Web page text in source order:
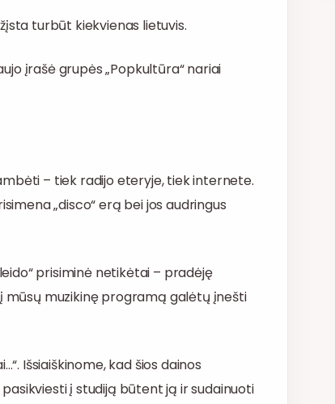
turbūt kiekvienas lietuvis.
įrašė grupės „Popkultūra“ nariai
– tiek radijo eteryje, tiek internete.
„disco“ erą bei jos audringus
prisiminė netikėtai – pradėję
mūsų muzikinę programą galėtų įnešti
Išsiaiškinome, kad šios dainos
į studiją būtent ją ir sudainuoti